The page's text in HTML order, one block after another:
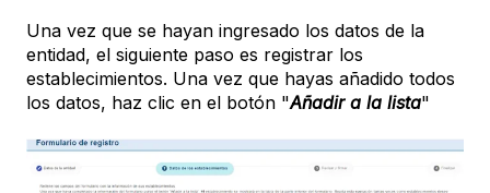
Una vez que se hayan ingresado los datos de la
entidad, el siguiente paso es registrar los
establecimientos. Una vez que hayas añadido todos
los datos, haz clic en el botón "Añadir a la lista"